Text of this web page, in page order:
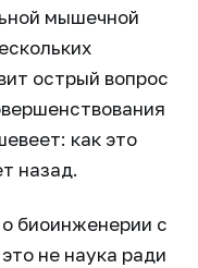
мышечной
острый вопрос
как это
назад.
биоинженерии с
не наука ради